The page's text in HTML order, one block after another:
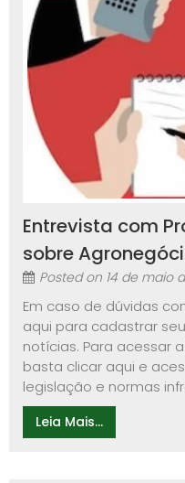
Entrevista com
sobre
Posted on 14 de maio
Em caso de dúvidas
aqui para cadastrar
notícias. Para acessar
basta clicar aqui e
legislação e normas
Leia Mais...